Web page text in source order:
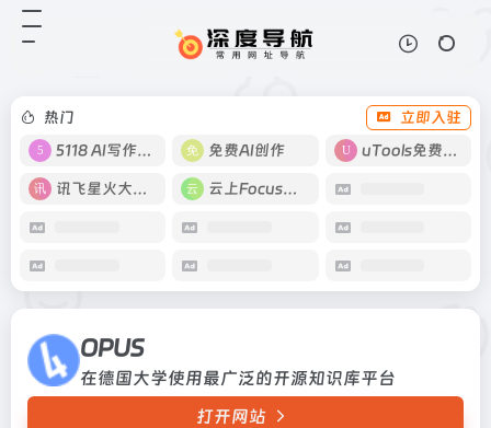
热门
立即入驻
5118 AI写作工具
免费AI创作 uTools免费工具箱
讯飞星火大模型 云上Focus接码
OPUS
在德国大学使用最广泛的开源知识库平台
打开网站